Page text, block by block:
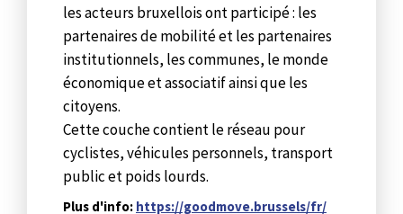
les acteurs bruxellois ont participé : les
partenaires de mobilité et les partenaires
institutionnels, les communes, le monde
économique et associatif ainsi que les
citoyens.
Cette couche contient le réseau pour
cyclistes, véhicules personnels, transport
public et poids lourds.
Plus d'info: https://goodmove.brussels/fr/